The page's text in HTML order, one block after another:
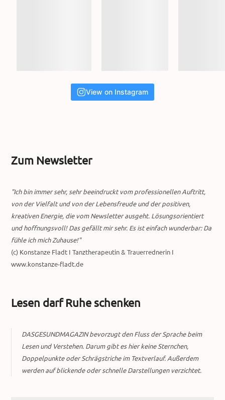
View on Instagram
Zum Newsletter
"Ich bin immer sehr, sehr beeindruckt vom professionellen Auftritt,
von der Vielfalt und von der Lebensfreude und der positiven,
kreativen Energie, die vom Newsletter ausgeht. Lösungsorientiert
und hoffnungsvoll! Das gefällt mir sehr. Es ist einfach wunderbar: Da
fühle ich mich Zuhause!"
(c) Konstanze Fladt I Tanztherapeutin & Trauerrednerin I
www.konstanze-fladt.de
Lesen darf Ruhe schenken
DASGESUNDMAGAZIN bevorzugt den Fluss der Sprache beim
Lesen und Verstehen. Darum gibt es hier keine Sternchen,
Doppelpunkte oder Schrägstriche im Textverlauf. Außerdem
werden auf blickende oder schnelle Darstellungen verzichtet.